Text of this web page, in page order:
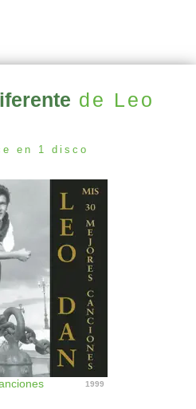
de Leo
en 1 disco
1999